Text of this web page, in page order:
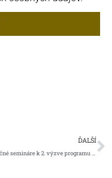
ĎALŠÍ
Informačné semináre k 2. výzve programu Active Citizens Fund – Slovakia